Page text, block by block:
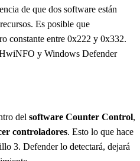
de que dos software están
Es posible que
constante entre 0x222 y 0x332.
HwiNFO y Windows Defender
del software Counter Control,
controladores. Esto lo que hace
3. Defender lo detectará, dejará